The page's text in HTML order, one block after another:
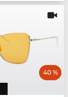
40 %